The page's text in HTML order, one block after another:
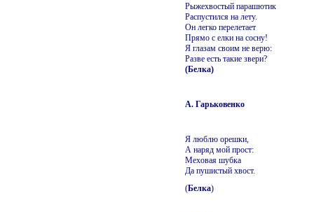
Рыжехвостый парашютик
Распустился на лету.
Он легко перелетает
Прямо с елки на сосну!
Я глазам своим не верю:
Разве есть такие звери?
(Белка)
А. Гарьковенко
Я люблю орешки,
А наряд мой прост:
Меховая шубка
Да пушистый хвост.
(Белка)